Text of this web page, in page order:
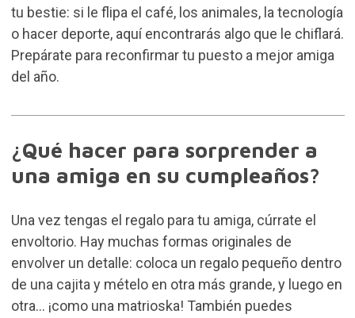
tu bestie: si le flipa el café, los animales, la tecnología
o hacer deporte, aquí encontrarás algo que le chiflará.
Prepárate para reconfirmar tu puesto a mejor amiga
del año.
¿Qué hacer para sorprender a
una amiga en su cumpleaños?
Una vez tengas el regalo para tu amiga, cúrrate el
envoltorio. Hay muchas formas originales de
envolver un detalle: coloca un regalo pequeño dentro
de una cajita y mételo en otra más grande, y luego en
otra… ¡como una matrioska! También puedes